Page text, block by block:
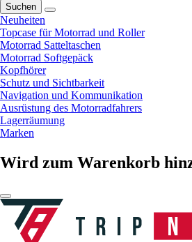
Suchen
Neuheiten
Topcase für Motorrad und Roller
Motorrad Satteltaschen
Motorrad Softgepäck
Kopfhörer
Schutz und Sichtbarkeit
Navigation und Kommunikation
Ausrüstung des Motorradfahrers
Lagerräumung
Marken
Wird zum Warenkorb